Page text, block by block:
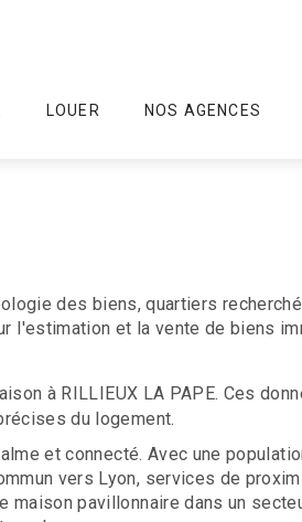
LOUER NOS AGENCES
des biens, quartiers
l'estimation et la vente de biens
à RILLIEUX LA PAPE. Ces
du logement.
et connecté. Avec une
vers Lyon, services de
pavillonnaire dans un